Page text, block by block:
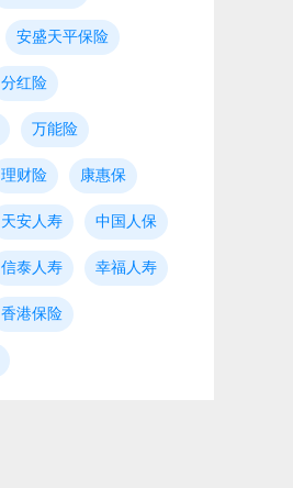
安盛天平保险
分红险
万能险
理财险 康惠保
天安人寿 中国人保
信泰人寿 幸福人寿
香港保险